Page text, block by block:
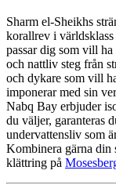
Sharm el-Sheikhs
korallrev i
passar dig som vill
och nattliv steg från
och dykare som vill
imponerar med sin
Nabq Bay erbjuder
du väljer, garanteras
undervattensliv som
Kombinera gärna din
klättring på